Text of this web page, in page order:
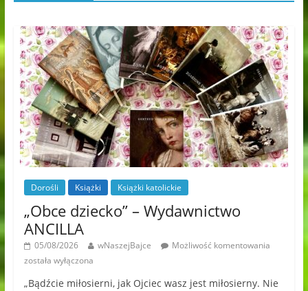
Dorośli Książki Książki katolickie
„Obce dziecko” – Wydawnictwo
ANCILLA
05/08/2026 wNaszejBajce
Możliwość komentowania
została wyłączona
„Bądźcie miłosierni, jak Ojciec wasz jest miłosierny. Nie